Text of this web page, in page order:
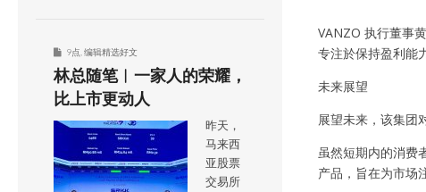
VANZO 执行董事
专注於保持盈利能
未来展望
展望未来，该集团
虽然短期内的消费
产品，旨在为市场
9点 编辑精选好文
林总随笔︱一家人的荣耀，
比上市更动人
昨天，
马来西
亚股票
交易所